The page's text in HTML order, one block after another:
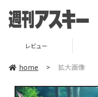
レビュー
home > 拡大画像